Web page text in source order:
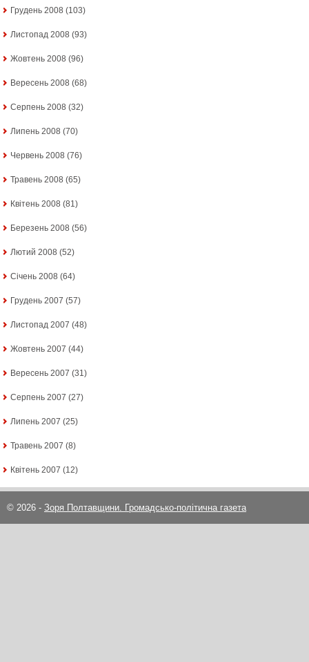
Грудень 2008 (103)
Листопад 2008 (93)
Жовтень 2008 (96)
Вересень 2008 (68)
Серпень 2008 (32)
Липень 2008 (70)
Червень 2008 (76)
Травень 2008 (65)
Квітень 2008 (81)
Березень 2008 (56)
Лютий 2008 (52)
Січень 2008 (64)
Грудень 2007 (57)
Листопад 2007 (48)
Жовтень 2007 (44)
Вересень 2007 (31)
Серпень 2007 (27)
Липень 2007 (25)
Травень 2007 (8)
Квітень 2007 (12)
© 2026 - Зоря Полтавщини. Громадсько-політична газета